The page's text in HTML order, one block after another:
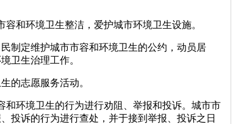
和环境卫生整洁，爱护城市环境卫生设施。
制定维护城市市容和环境卫生的公约，动员居
卫生治理工作。
的志愿服务活动。
环境卫生的行为进行劝阻、举报和投诉。城市市
投诉的行为进行查处，并于接到举报、投诉之日